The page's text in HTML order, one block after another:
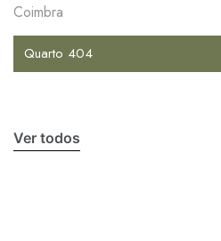
Coimbra
Quarto 404
Ver todos